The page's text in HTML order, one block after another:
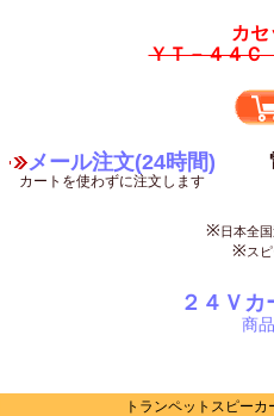
カ
ＹＴ－４４
メール注文(24時間)
カートを使わずに注文します
※日本全
※ス
２４Ｖ
商
トランペットスピーカ